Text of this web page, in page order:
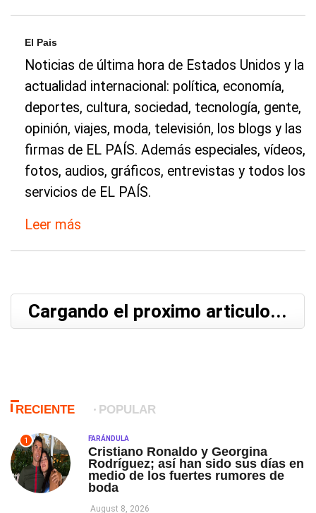
El Pais
Noticias de última hora de Estados Unidos y la
actualidad internacional: política, economía,
deportes, cultura, sociedad, tecnología, gente,
opinión, viajes, moda, televisión, los blogs y las
firmas de EL PAÍS. Además especiales, vídeos,
fotos, audios, gráficos, entrevistas y todos los
servicios de EL PAÍS.
Leer más
Cargando el proximo articulo...
RECIENTE POPULAR
1 FARÁNDULA
Cristiano Ronaldo y Georgina
Rodríguez; así han sido sus días en
medio de los fuertes rumores de
boda
August 8, 2026